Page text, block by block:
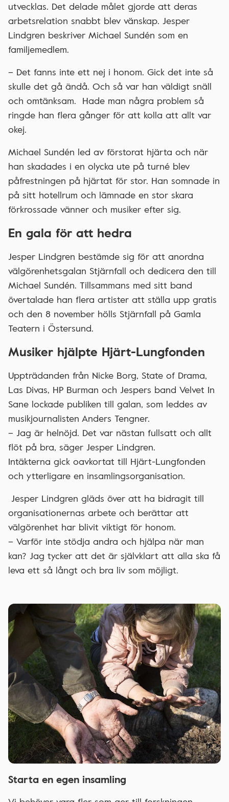
utvecklas. Det delade målet gjorde att deras
arbetsrelation snabbt blev vänskap. Jesper
Lindgren beskriver Michael Sundén som en
familjemedlem.
– Det fanns inte ett nej i honom. Gick det inte så
skulle det gå ändå. Och så var han väldigt snäll
och omtänksam. Hade man några problem så
ringde han flera gånger för att kolla att allt var
okej.
Michael Sundén led av förstorat hjärta och när
han skadades i en olycka ute på turné blev
påfrestningen på hjärtat för stor. Han somnade in
på sitt hotellrum och lämnade en stor skara
förkrossade vänner och musiker efter sig.
En gala för att hedra
Jesper Lindgren bestämde sig för att anordna
välgörenhetsgalan Stjärnfall och dedicera den till
Michael Sundén. Tillsammans med sitt band
övertalade han flera artister att ställa upp gratis
och den 8 november hölls Stjärnfall på Gamla
Teatern i Östersund.
Musiker hjälpte Hjärt-Lungfonden
Uppträdanden från Nicke Borg, State of Drama,
Las Divas, HP Burman och Jespers band Velvet In
Sane lockade publiken till galan, som leddes av
musikjournalisten Anders Tengner.
– Jag är helnöjd. Det var nästan fullsatt och allt
flöt på bra, säger Jesper Lindgren.
Intäkterna gick oavkortat till Hjärt-Lungfonden
och ytterligare en insamlingsorganisation.
Jesper Lindgren gläds över att ha bidragit till
organisationernas arbete och berättar att
välgörenhet har blivit viktigt för honom.
– Varför inte stödja andra och hjälpa när man
kan? Jag tycker att det är självklart att alla ska få
leva ett så långt och bra liv som möjligt.
Starta en egen insamling